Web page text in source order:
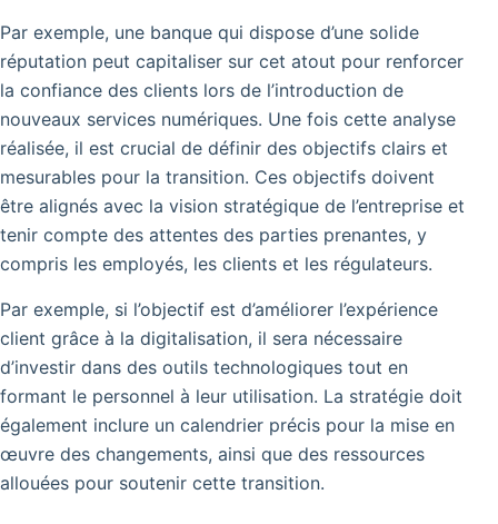
Par exemple, une banque qui dispose d’une solide
réputation peut capitaliser sur cet atout pour renforcer
la confiance des clients lors de l’introduction de
nouveaux services numériques. Une fois cette analyse
réalisée, il est crucial de définir des objectifs clairs et
mesurables pour la transition. Ces objectifs doivent
être alignés avec la vision stratégique de l’entreprise et
tenir compte des attentes des parties prenantes, y
compris les employés, les clients et les régulateurs.
Par exemple, si l’objectif est d’améliorer l’expérience
client grâce à la digitalisation, il sera nécessaire
d’investir dans des outils technologiques tout en
formant le personnel à leur utilisation. La stratégie doit
également inclure un calendrier précis pour la mise en
œuvre des changements, ainsi que des ressources
allouées pour soutenir cette transition.